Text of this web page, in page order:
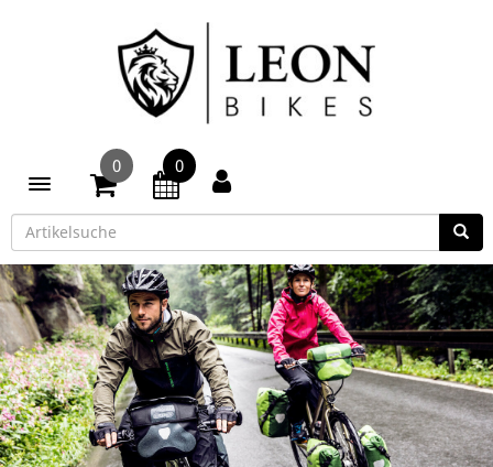
Toggle navigation
0 0